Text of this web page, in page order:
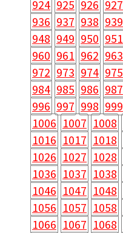
924 925 926 927
936 937 938 939
948 949 950 951
960 961 962 963
972 973 974 975
984 985 986 987
996 997 998 999
1006 1007 1008
1016 1017 1018
1026 1027 1028
1036 1037 1038
1046 1047 1048
1056 1057 1058
1066 1067 1068